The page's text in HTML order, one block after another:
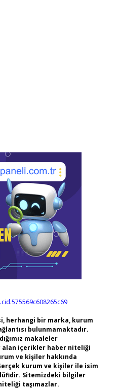
herhangi bir marka, kurum
bulunmamaktadır.
makaleler
alan içerikler haber niteliği
ve kişiler hakkında
kurum ve kişiler ile isim
Sitemizdeki bilgiler
taşımazlar.